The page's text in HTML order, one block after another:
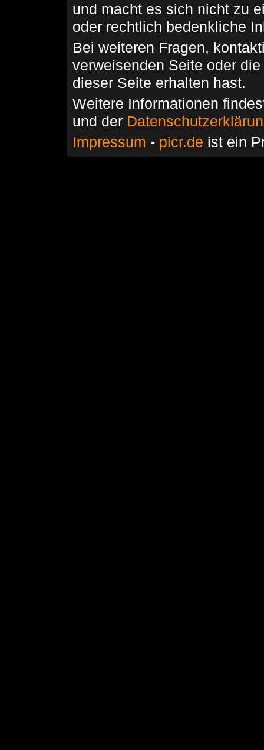
und macht es sich nicht zu
oder rechtlich bedenkliche
Bei weiteren Fragen,
verweisenden Seite oder
dieser Seite erhalten hast.
Weitere Informationen
und der
Impressum - picr.de ist ein